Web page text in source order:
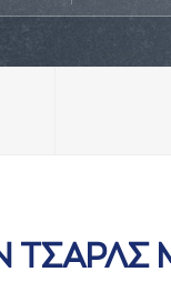
ΤΣAΡΛΣ